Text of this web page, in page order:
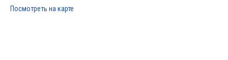
Посмотреть на карте